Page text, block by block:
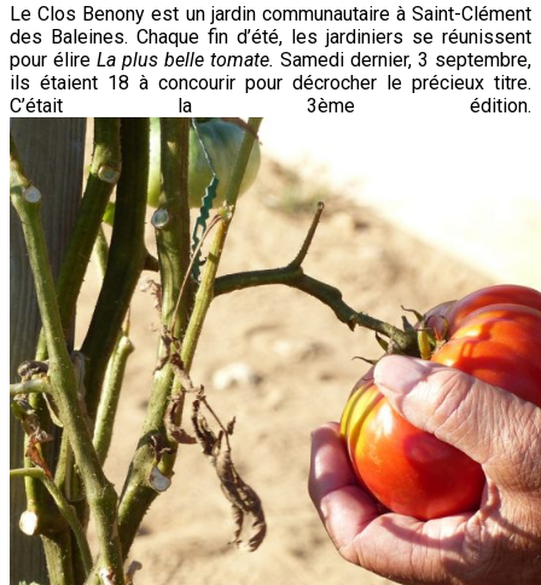
Le Clos Benony est un jardin communautaire à Saint-Clément
des Baleines. Chaque fin d’été, les jardiniers se réunissent
pour élire La plus belle tomate. Samedi dernier, 3 septembre,
ils étaient 18 à concourir pour décrocher le précieux titre.
C’était la 3ème édition.